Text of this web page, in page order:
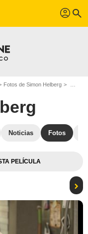
profil search
Fotos de Simon Helberg
Noticias Fotos
PELÍCULA